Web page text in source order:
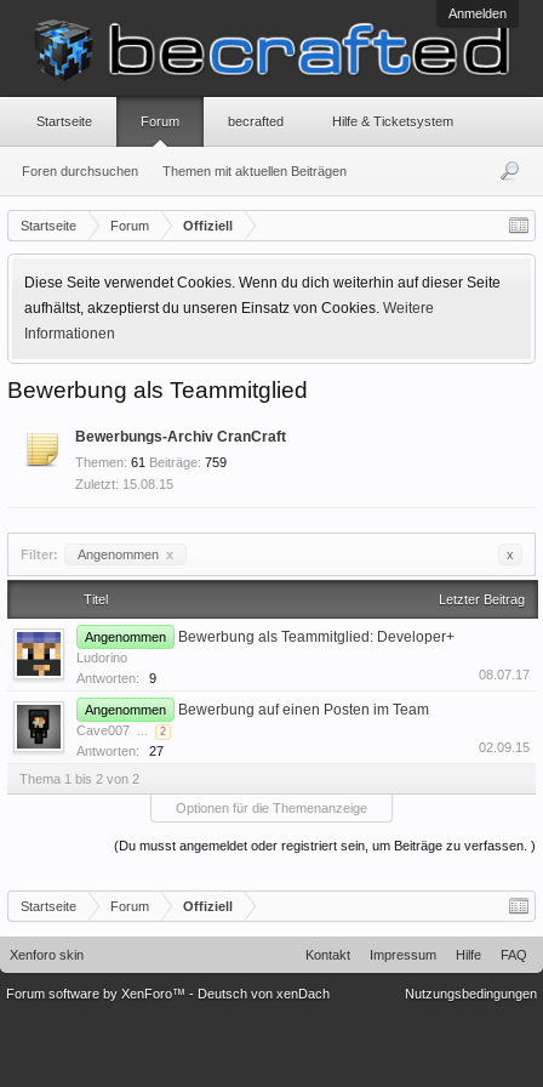
Anmelden
Startseite Forum Offiziell
Diese Seite verwendet Cookies. Wenn du dich weiterhin auf dieser Seite
aufhältst, akzeptierst du unseren Einsatz von Cookies. Weitere
Informationen
Bewerbung als Teammitglied
Bewerbungs-Archiv CranCraft
Themen: 61 Beiträge: 759
15.08.15
Filter: Angenommen x x
Titel Letzter Beitrag
Angenommen Bewerbung als Teammitglied: Developer+
Ludorino
Antworten:
9 08.07.17
Angenommen Bewerbung auf einen Posten im Team
Cave007 ... 2
Antworten: 27 02.09.15
Thema 1 bis 2 von 2
Optionen für die Themenanzeige
(Du musst angemeldet oder registriert sein, um Beiträge zu verfassen. )
Startseite Forum Offiziell
Startseite Forum
Foren durchsuchen Themen mit aktuellen Beiträgen
becrafted Hilfe & Ticketsystem
Xenforo skin Kontakt Impressum Hilfe FAQ
Nutzungsbedingungen
Forum software by XenForo™ - Deutsch von xenDach